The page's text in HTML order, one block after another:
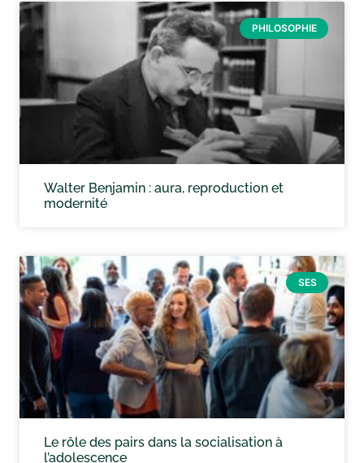
PHILOSOPHIE
Walter Benjamin : aura, reproduction et
modernité
SES
Le rôle des pairs dans la socialisation à
l’adolescence